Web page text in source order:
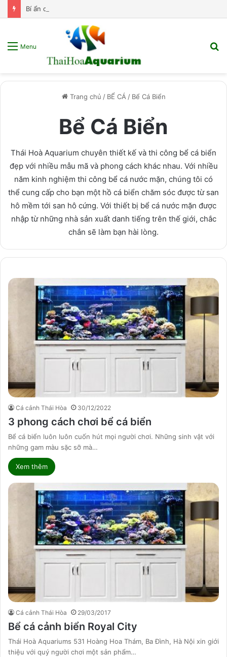
Bí ẩn cá Flame Tetra – “Vũ công samba” đến từ Brazil!
Menu
Trang chủ / BỂ CÁ / Bể Cá Biển
Bể Cá Biển
Thái Hoà Aquarium chuyên thiết kế và thi công bể cá biển
đẹp với nhiều mẫu mã và phong cách khác nhau. Với nhiều
năm kinh nghiệm thi công bể cá nước mặn, chúng tôi có
thể cung cấp cho bạn một hồ cá biển chăm sóc được từ san
hô mềm tới san hô cứng. Với thiết bị bể cá nước mặn được
nhập từ những nhà sản xuất danh tiếng trên thế giới, chắc
chắn sẽ làm bạn hài lòng.
Cá cảnh Thái Hòa 30/12/2022
3 phong cách chơi bể cá biển
Bể cá biển luôn luôn cuốn hút mọi người chơi. Những sinh vật với
những gam màu sặc sỡ mà…
Xem thêm
Cá cảnh Thái Hòa 29/03/2017
Bể cá cảnh biển Royal City
Thái Hoà Aquariums 531 Hoàng Hoa Thám, Ba Đình, Hà Nội xin giới
thiệu với quý người chơi một sản phẩm…